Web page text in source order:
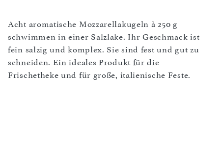
Acht aromatische Mozzarellakugeln à 250 g
schwimmen in einer Salzlake. Ihr Geschmack ist
fein salzig und komplex. Sie sind fest und gut zu
schneiden. Ein ideales Produkt für die
Frischetheke und für große, italienische Feste.